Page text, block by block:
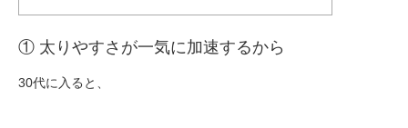
① 太りやすさが一気に加速するから
30代に入ると、